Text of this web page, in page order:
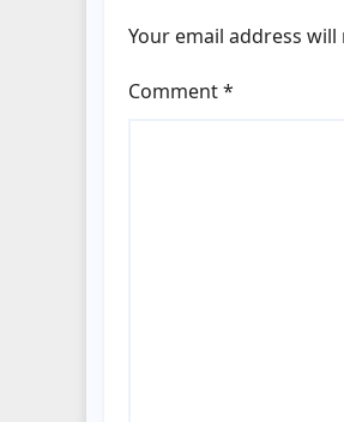
Your email address
Comment*